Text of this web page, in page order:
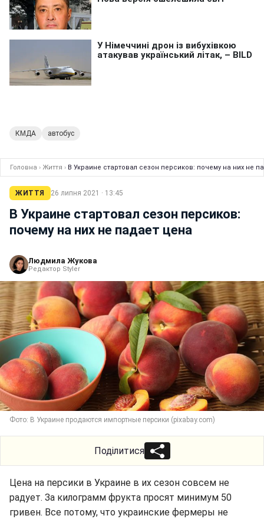
КМДА автобус
Головна › Життя › В Украине стартовал сезон персиков: почему на них не
ЖИТТЯ 26 липня 2021 · 13:45
В Украине стартовал сезон персиков:
почему на них не падает цена
Людмила Жукова
Редактор Styler
Фото: В Украине продаются импортные персики (pixabay.com)
Поділитися
Цена на персики в Украине в их сезон совсем не
радует. За килограмм фрукта просят минимум 50
гривен. Все потому, что украинские фермеры не